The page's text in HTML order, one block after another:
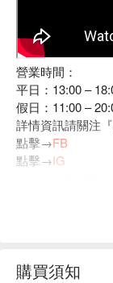
營業時間：
平日：13:00 –
假日：11:00 –
詳情資訊請關注
點擊→FB
點擊→IG
購買須知